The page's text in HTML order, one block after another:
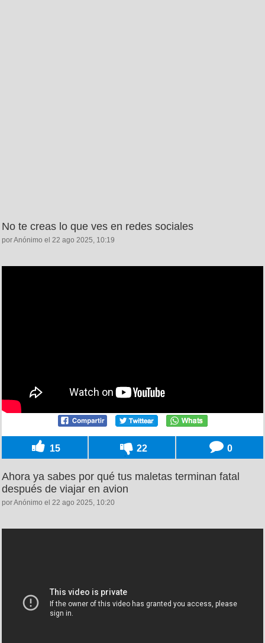
No te creas lo que ves en redes sociales
por Anónimo el 22 ago 2025, 10:19
15 22 0
Ahora ya sabes por qué tus maletas terminan fatal
después de viajar en avion
por Anónimo el 22 ago 2025, 10:20